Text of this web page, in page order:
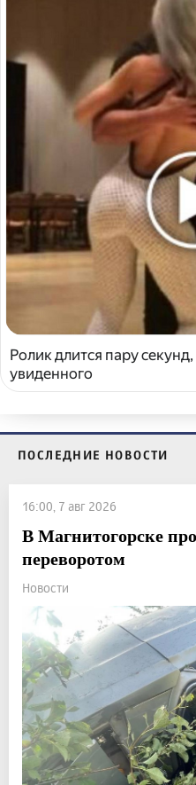
Ролик длится пару
увиденного
ПОСЛЕДНИЕ НОВОСТИ
16:00, 7 авг 2026
В Магнитогорске
переворотом
Новости